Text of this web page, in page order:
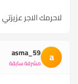
لاحرمك الاجر عزيزتي
a
asma_59
مشرفة سابقة